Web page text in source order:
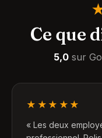
Ce que
5,0 sur
★★★★★
« Les deux